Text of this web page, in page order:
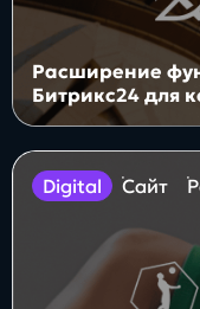
Расширение
Битрикс24 для
digital Сайт